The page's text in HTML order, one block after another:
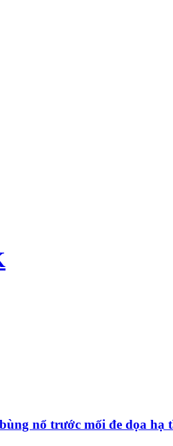
nổ trước mối đe dọa hạ